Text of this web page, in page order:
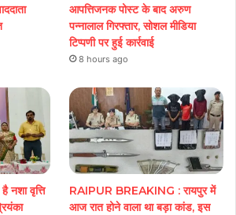
आपत्तिजनक पोस्ट के बाद अरुण
पन्नालाल गिरफ्तार, सोशल मीडिया
टिप्पणी पर हुई कार्रवाई
8 hours ago
नशा वृत्ति
RAIPUR BREAKING : रायपुर में
आज रात होने वाला था बड़ा कांड, इस